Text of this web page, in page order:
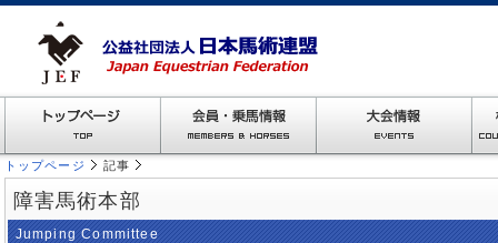
トップページ 記事
障害馬術本部
Jumping Committee